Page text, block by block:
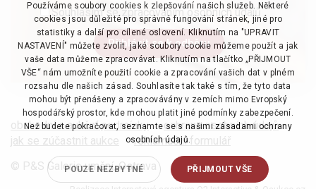
Souhlasím se zpracováním osobních údajů
obchodní a aukční podmínky · ochrana osobních údajů ·
jak se zúčastnit aukce · reklamační formulář
© P&S Galerie umění, Ostrava
Používáme soubory cookies k zlepšování našich služeb. Některé
cookies jsou důležité pro správné fungování stránek, jiné pro
statistiky a další pro cílené oslovení. Kliknutím na "UPRAVIT
NASTAVENÍ" můžete zvolit, jaké soubory cookie můžeme použít a jak
vaše data můžeme zpracovávat. Kliknutím na tlačítko „PŘIJMOUT
VŠE“ nám umožníte použití cookie a zpracování vašich dat v plném
rozsahu dle našich zásad. Souhlasíte tak také s tím, že tyto data
mohou být přenášeny a zpracovávány v zemích mimo Evropský
hospodářský prostor, kde mohou platit jiné podmínky zabezpečení.
Než budete pokračovat, seznamte se s našimizásadami ochrany
osobních údajů.
PŘIJMOUT VŠE
POUZE NEZBYTNÉ